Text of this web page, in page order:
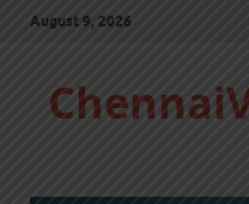
August 9, 2026